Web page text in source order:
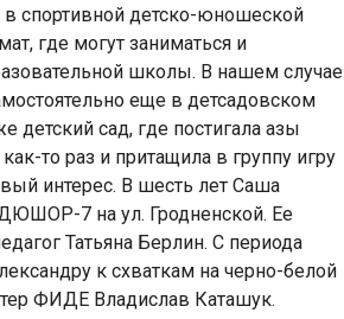
спортивной детско-юношеской
где могут заниматься и
школы. В нашем случае
еще в детсадовском
детский сад, где постигала азы
то раз и притащила в группу игру
интерес. В шесть лет Саша
7 на ул. Гродненской. Ее
Татьяна Берлин. С периода
к схваткам на черно-белой
ФИДЕ Владислав Каташук.